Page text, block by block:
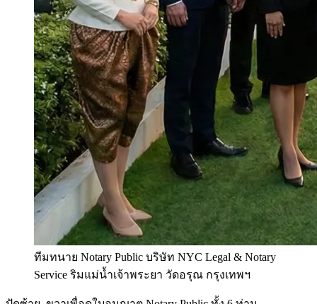
ทีมทนาย Notary Public บริษัท NYC Legal & Notary
Service ริมแม่น้ำเจ้าพระยา วัดอรุณ กรุงเทพฯ